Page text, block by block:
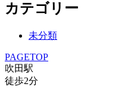
カテゴリー
未分類
PAGETOP
吹田駅
徒歩2分